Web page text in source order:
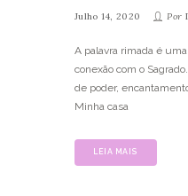
Julho 14, 2020 Por
A palavra rimada é
conexão com o
de poder,
Minha casa
LEIA MAIS